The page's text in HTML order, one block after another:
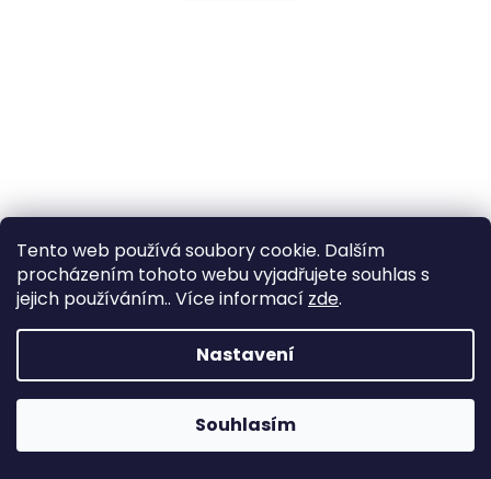
Tento web používá soubory cookie. Dalším
procházením tohoto webu vyjadřujete souhlas s
jejich používáním.. Více informací zde.
Nastavení
Souhlasím
Zlatý řetízek 45cm žluté zlato+ krabička a čistící utěrka
zdarma